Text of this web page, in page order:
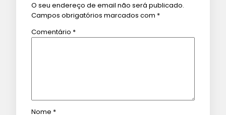
O seu endereço de email não será publicado.
Campos obrigatórios marcados com *
Comentário *
Nome *